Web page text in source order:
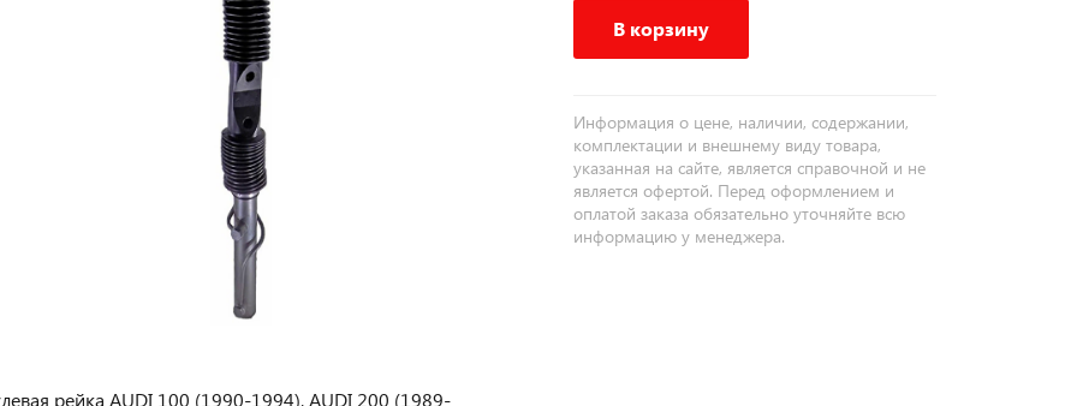
рейка AUDI 100 (1990-1994), AUDI 200 (1989-
В корзину
Информация о цене, наличии, содержании,
комплектации и внешнему виду товара,
указанная на сайте, является справочной и не
является офертой. Перед оформлением и
оплатой заказа обязательно уточняйте всю
информацию у менеджера.